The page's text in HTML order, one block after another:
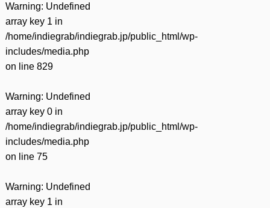
Warning: Undefined
array key 1 in
/home/indiegrab/indiegrab.jp/public_html/wp-
includes/media.php
on line 829
Warning: Undefined
array key 0 in
/home/indiegrab/indiegrab.jp/public_html/wp-
includes/media.php
on line 75
Warning: Undefined
array key 1 in